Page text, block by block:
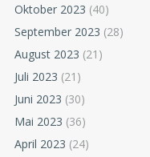
Oktober 2023 (40)
September 2023 (28)
August 2023 (21)
Juli 2023 (21)
Juni 2023 (30)
Mai 2023 (36)
April 2023 (24)